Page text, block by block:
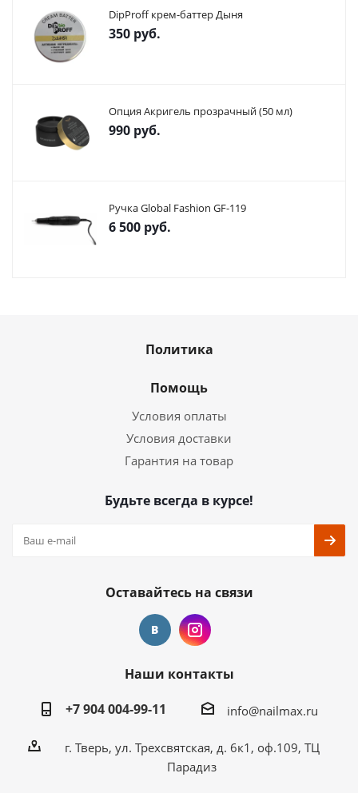
DipProff крем-баттер Дыня
350 руб.
Опция Акригель прозрачный (50 мл)
990 руб.
Ручка Global Fashion GF-119
6 500 руб.
Политика
Помощь
Условия оплаты
Условия доставки
Гарантия на товар
Будьте всегда в курсе!
Оставайтесь на связи
Наши контакты
+7 904 004-99-11
info@nailmax.ru
г. Тверь, ул. Трехсвятская, д. 6к1, оф.109, ТЦ
Парадиз